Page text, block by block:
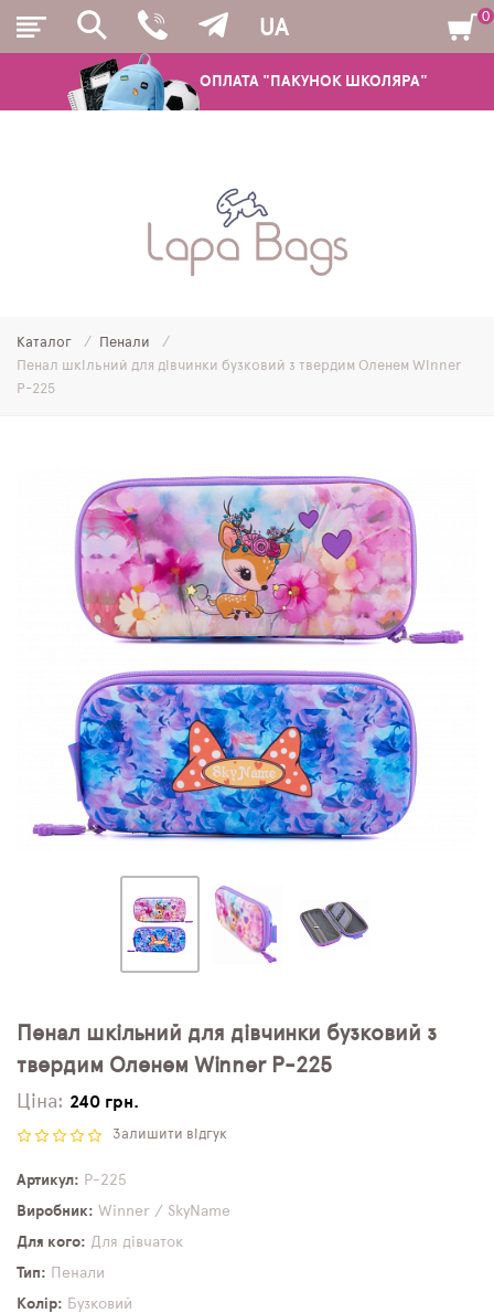
ОПЛАТА "ПАКУНОК ШКОЛЯРА"
UA
ШКІЛЬНІ РЮКЗАКИ ТА РАНЦІ
МОЛОДІЖНІ РЮКЗАКИ
ПЛЯШКИ ДЛЯ ВОДИ
SCHOOL STANDARD
РОЗПРОДАЖ
0
Каталог
Пенали
Пенал шкільний для дівчинки бузковий з твердим Оленем Winner
P-225
Пенал шкільний для дівчинки бузковий з
твердим Оленем Winner P-225
Ціна: 240 грн.
Залишити відгук
Артикул
P-225
Виробник
Winner / SkyName
Для кого
Для дівчаток
Тип
Пенали
Колір
Бузковий